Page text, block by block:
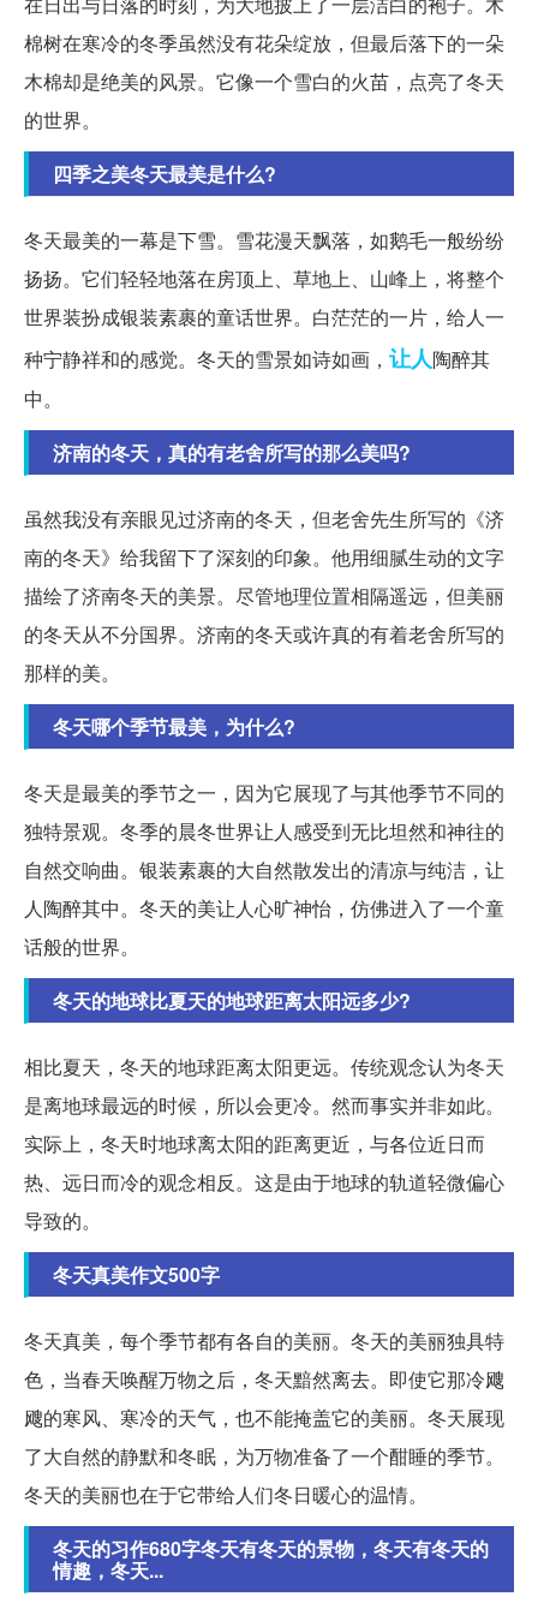
棉树在寒冷的冬季虽然没有花朵绽放，但最后落下的一朵
木棉却是绝美的风景。它像一个雪白的火苗，点亮了冬天
的世界。
四季之美冬天最美是什么?
冬天最美的一幕是下雪。雪花漫天飘落，如鹅毛一般纷纷
扬扬。它们轻轻地落在房顶上、草地上、山峰上，将整个
世界装扮成银装素裹的童话世界。白茫茫的一片，给人一
种宁静祥和的感觉。冬天的雪景如诗如画， 让人陶醉其
中。
济南的冬天，真的有老舍所写的那么美吗?
虽然我没有亲眼见过济南的冬天，但老舍先生所写的《济
南的冬天》给我留下了深刻的印象。他用细腻生动的文字
描绘了济南冬天的美景。尽管地理位置相隔遥远，但美丽
的冬天从不分国界。济南的冬天或许真的有着老舍所写的
那样的美。
冬天哪个季节最美，为什么?
冬天是最美的季节之一，因为它展现了与其他季节不同的
独特景观。冬季的晨冬世界让人感受到无比坦然和神往的
自然交响曲。银装素裹的大自然散发出的清凉与纯洁，让
人陶醉其中。冬天的美让人心旷神怡，仿佛进入了一个童
话般的世界。
冬天的地球比夏天的地球距离太阳远多少?
相比夏天，冬天的地球距离太阳更远。传统观念认为冬天
是离地球最远的时候，所以会更冷。然而事实并非如此。
实际上，冬天时地球离太阳的距离更近，与各位近日而
热、远日而冷的观念相反。这是由于地球的轨道轻微偏心
导致的。
冬天真美作文500字
冬天真美，每个季节都有各自的美丽。冬天的美丽独具特
色，当春天唤醒万物之后，冬天黯然离去。即使它那冷飕
飕的寒风、寒冷的天气，也不能掩盖它的美丽。冬天展现
了大自然的静默和冬眠，为万物准备了一个酣睡的季节。
冬天的美丽也在于它带给人们冬日暖心的温情。
冬天的习作680字冬天有冬天的景物，冬天有冬天的
情趣，冬天...